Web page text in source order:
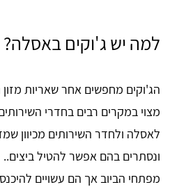
למה יש ג'וקים באסלה?
הג'וקים מחפשים אחר שאריות
מצוי במקרים רבים בחדרי
לאסלה ולחדר השירותים מכיוון
ונסתרים בהם אפשר להטיל
מפתחי הביוב אך הם עשויים